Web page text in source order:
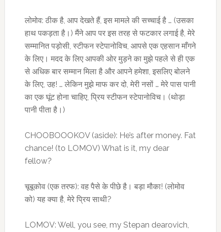
लोमोव: ठीक है, आप देखते हैं, इस मामले की सच्चाई है … (उसका
हाथ पकड़ता है।) मैंने आप पर इस तरह से फटकार लगाई है, मेरे
सम्मानित पड़ोसी, स्टीफन स्टेपानोविच, आपसे एक एहसान माँगने
के लिए। मदद के लिए आपकी ओर मुड़ने का मुझे पहले से ही एक
से अधिक बार सम्मान मिला है और आपने हमेशा, इसलिए बोलने
के लिए, उह! … लेकिन मुझे माफ कर दो, मेरी नसों … मेरे पास पानी
का एक घूंट होना चाहिए, प्रिय स्टीफन स्टेपानोविच। (थोड़ा
पानी पीता है।)
CHOOBOOOKOV (aside): He’s after money. Fat
chance! (to LOMOV) What is it, my dear
fellow?
चूबूकोव (एक तरफ): वह पैसे के पीछे है। बड़ा मौका! (लोमोव
को) यह क्या है, मेरे प्रिय साथी?
LOMOV: Well, you see, my Stepan dearovich,